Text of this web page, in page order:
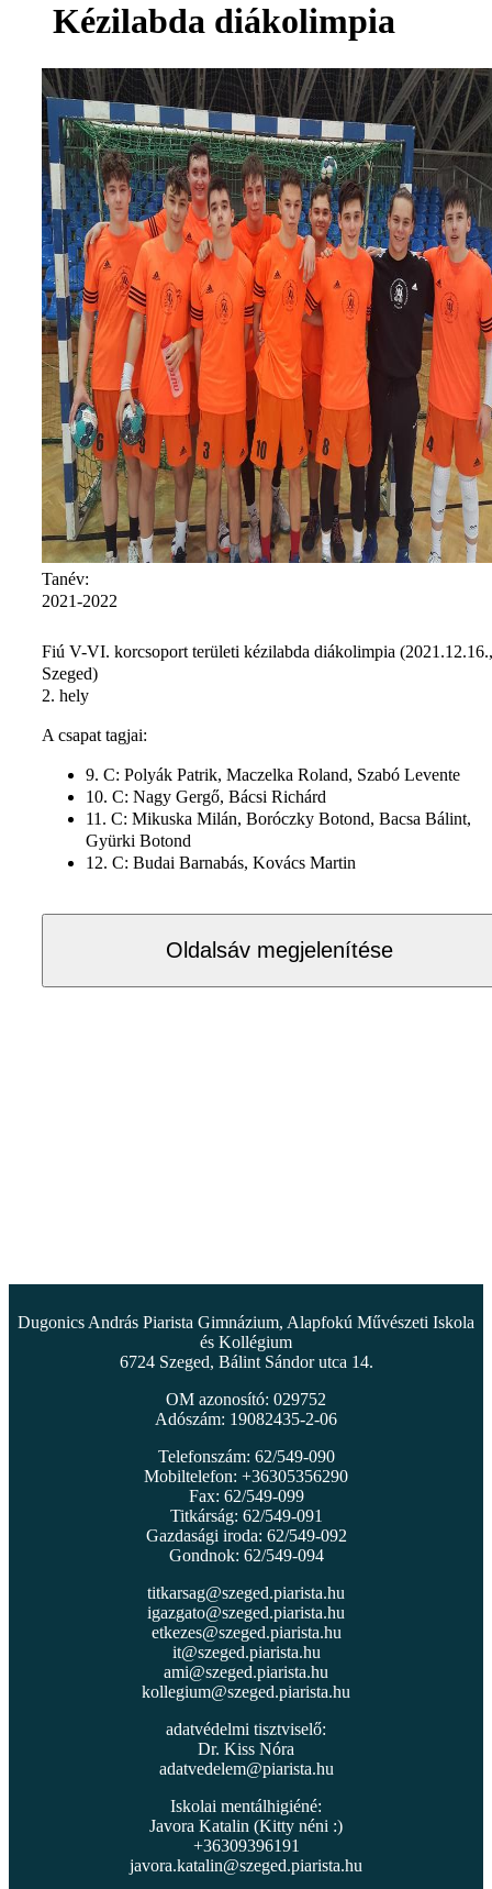
Kézilabda diákolimpia
Tanév:
2021-2022
Fiú V-VI. korcsoport területi kézilabda diákolimpia (2021.12.16.,
Szeged)
2. hely
A csapat tagjai:
9. C: Polyák Patrik, Maczelka Roland, Szabó Levente
10. C: Nagy Gergő, Bácsi Richárd
11. C: Mikuska Milán, Boróczky Botond, Bacsa Bálint,
Gyürki Botond
12. C: Budai Barnabás, Kovács Martin
Oldalsáv megjelenítése
Dugonics András Piarista Gimnázium, Alapfokú Művészeti Iskola
és Kollégium
6724 Szeged, Bálint Sándor utca 14.
OM azonosító: 029752
Adószám: 19082435-2-06
Telefonszám: 62/549-090
Mobiltelefon: +36305356290
Fax: 62/549-099
Titkárság: 62/549-091
Gazdasági iroda: 62/549-092
Gondnok: 62/549-094
titkarsag@szeged.piarista.hu
igazgato@szeged.piarista.hu
etkezes@szeged.piarista.hu
it@szeged.piarista.hu
ami@szeged.piarista.hu
kollegium@szeged.piarista.hu
adatvédelmi tisztviselő:
Dr. Kiss Nóra
adatvedelem@piarista.hu
Iskolai mentálhigiéné:
Javora Katalin (Kitty néni :)
+36309396191
javora.katalin@szeged.piarista.hu